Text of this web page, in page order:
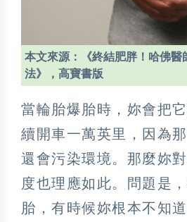
本文來源：《終結肥胖！哈佛醫
法》，高寶書版
當輪胎爆胎時，妳會把
續開車一萬英里，因為
還會污染環境。那麼妳
度也理應如此。問題是
胎，有時候妳根本不知